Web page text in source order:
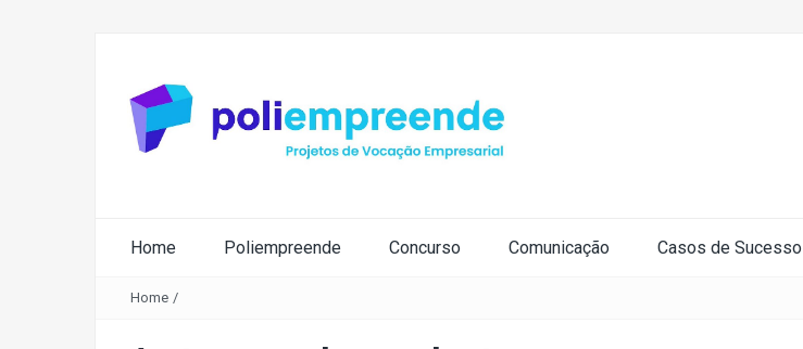
Home Poliempreende Concurso Comunicação Casos de Sucesso
Home /